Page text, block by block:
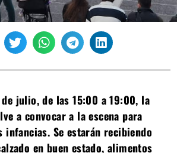
julio, de las 15:00 a 19:00, la
a convocar a la escena para
infancias. Se estarán recibiendo
en buen estado, alimentos